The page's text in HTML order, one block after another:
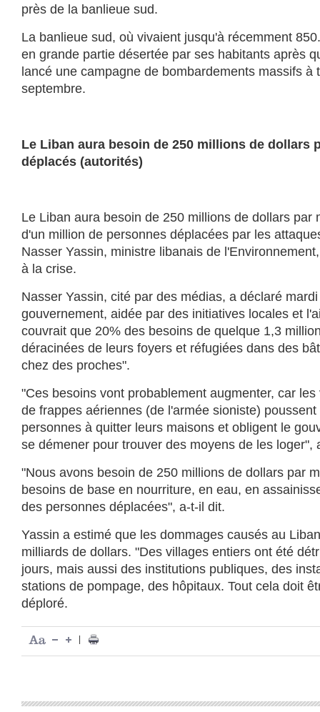
près de la banlieue sud.
La banlieue sud, où vivaient jusqu'à récemment
en grande partie désertée par ses habitants après
lancé une campagne de bombardements massifs à
septembre.
Le Liban aura besoin de 250 millions de dollars
déplacés (autorités)
Le Liban aura besoin de 250 millions de dollars par
d'un million de personnes déplacées par les
Nasser Yassin, ministre libanais de
à la crise.
Nasser Yassin, cité par des médias, a déclaré
gouvernement, aidée par des initiatives locales et
couvrait que 20% des besoins de quelque 1,3
déracinées de leurs foyers et réfugiées dans des
chez des proches".
"Ces besoins vont probablement augmenter, car
de frappes aériennes (de l'armée sioniste)
personnes à quitter leurs maisons et obligent le
se démener pour trouver des moyens de les loger",
"Nous avons besoin de 250 millions de dollars par
besoins de base en nourriture, en eau, en
des personnes déplacées", a-t-il dit.
Yassin a estimé que les dommages causés au
milliards de dollars. "Des villages entiers ont été
jours, mais aussi des institutions publiques, des
stations de pompage, des hôpitaux. Tout cela doit
déploré.